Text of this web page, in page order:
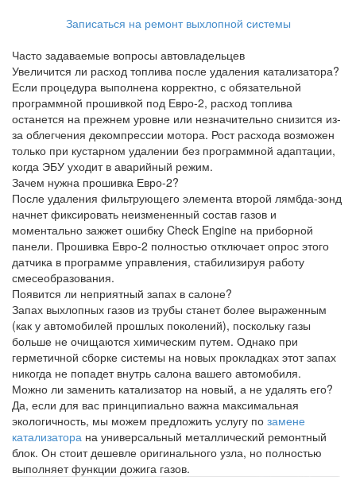
Записаться на ремонт выхлопной системы
Часто задаваемые вопросы автовладельцев
Увеличится ли расход топлива после удаления катализатора?
Если процедура выполнена корректно, с обязательной
программной прошивкой под Евро-2, расход топлива
останется на прежнем уровне или незначительно снизится из-
за облегчения декомпрессии мотора. Рост расхода возможен
только при кустарном удалении без программной адаптации,
когда ЭБУ уходит в аварийный режим.
Зачем нужна прошивка Евро-2?
После удаления фильтрующего элемента второй лямбда-зонд
начнет фиксировать неизмененный состав газов и
моментально зажжет ошибку Check Engine на приборной
панели. Прошивка Евро-2 полностью отключает опрос этого
датчика в программе управления, стабилизируя работу
смесеобразования.
Появится ли неприятный запах в салоне?
Запах выхлопных газов из трубы станет более выраженным
(как у автомобилей прошлых поколений), поскольку газы
больше не очищаются химическим путем. Однако при
герметичной сборке системы на новых прокладках этот запах
никогда не попадет внутрь салона вашего автомобиля.
Можно ли заменить катализатор на новый, а не удалять его?
Да, если для вас принципиально важна максимальная
экологичность, мы можем предложить услугу по замене
катализатора на универсальный металлический ремонтный
блок. Он стоит дешевле оригинального узла, но полностью
выполняет функции дожига газов.